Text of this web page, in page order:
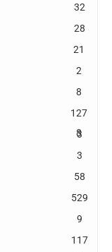
32
28
21
2
8
127
8
3
3
58
529
9
117